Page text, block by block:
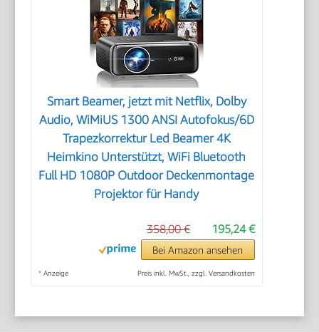
Smart Beamer, jetzt mit Netflix, Dolby
Audio, WiMiUS 1300 ANSI Autofokus/6D
Trapezkorrektur Led Beamer 4K
Heimkino Unterstützt, WiFi Bluetooth
Full HD 1080P Outdoor Deckenmontage
Projektor für Handy
195,24 €
358,00 €
Bei Amazon ansehen
* Anzeige Preis inkl. MwSt., zzgl. Versandkosten